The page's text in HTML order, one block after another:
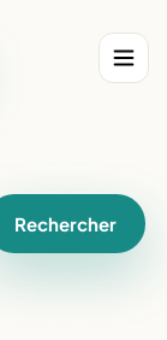
Rechercher